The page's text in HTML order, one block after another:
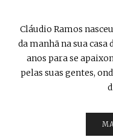
Cláudio Ramos
da manhã na sua casa
anos para se
pelas suas gentes,